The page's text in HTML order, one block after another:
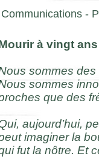
Communications -
à vingt ans
sommes des
sommes
que des
aujourd’hui,
imaginer la
fut la nôtre. Et